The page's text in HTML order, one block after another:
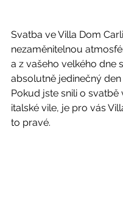
Svatba ve Villa Dom
nezaměnitelnou
a z vašeho velkého dne
absolutně jedinečný den
Pokud jste snili o svatbě
italské vile, je pro vás
to pravé.